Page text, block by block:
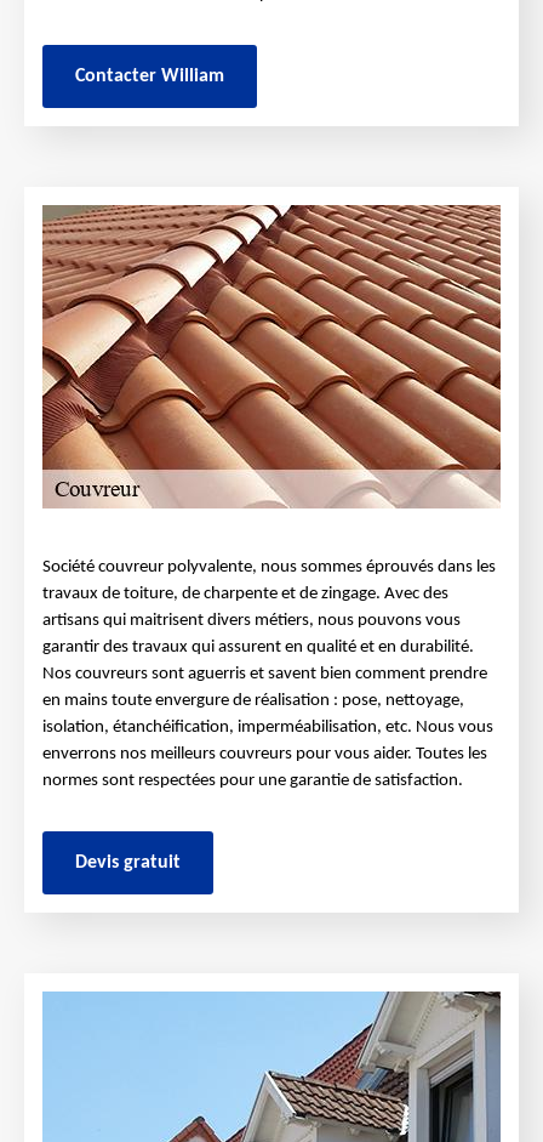
Contacter William
Société couvreur polyvalente, nous sommes éprouvés dans les
travaux de toiture, de charpente et de zingage. Avec des
artisans qui maitrisent divers métiers, nous pouvons vous
garantir des travaux qui assurent en qualité et en durabilité.
Nos couvreurs sont aguerris et savent bien comment prendre
en mains toute envergure de réalisation : pose, nettoyage,
isolation, étanchéification, imperméabilisation, etc. Nous vous
enverrons nos meilleurs couvreurs pour vous aider. Toutes les
normes sont respectées pour une garantie de satisfaction.
Devis gratuit